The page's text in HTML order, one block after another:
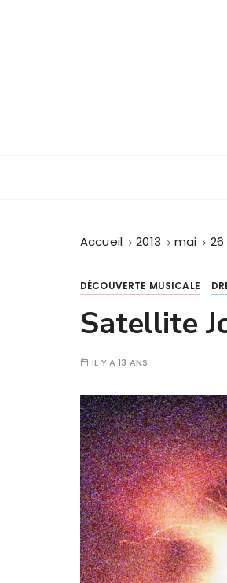
Accueil 2013 mai 26
DÉCOUVERTE MUSICALE
Satellite
IL Y A 13 ANS